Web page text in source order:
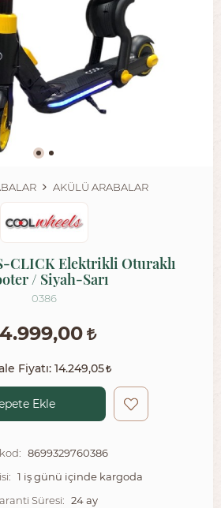
AKÜLÜ ARABALAR
CLICK Elektrikli Oturaklı
/ Siyah-Sarı
0386
Fiyatı: 14.249,05
Ekle
8699329760386
1 iş günü içinde kargoda
Süresi: 24 ay